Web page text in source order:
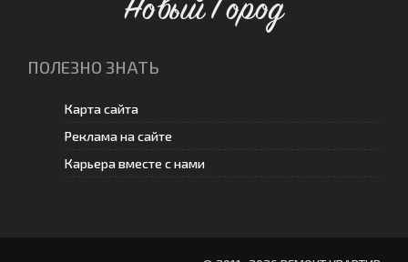
Новый Город
ПОЛЕЗНО ЗНАТЬ
Карта сайта
Реклама на сайте
Карьера вместе с нами